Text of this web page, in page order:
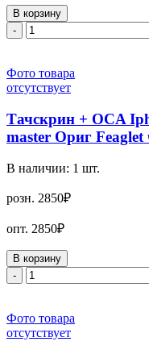
В корзину
-
Фото товара
отсутствует
Тачскрин + OCA
master Ориг
В наличии: 1 шт.
розн. 2850₽
опт. 2850₽
В корзину
-
Фото товара
отсутствует